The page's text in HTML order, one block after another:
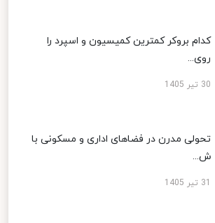
کدام بروکر کمترین کمیسیون و اسپرد را
روی...
30 تیر 1405
تحولی مدرن در فضاهای اداری و مسکونی با
ش...